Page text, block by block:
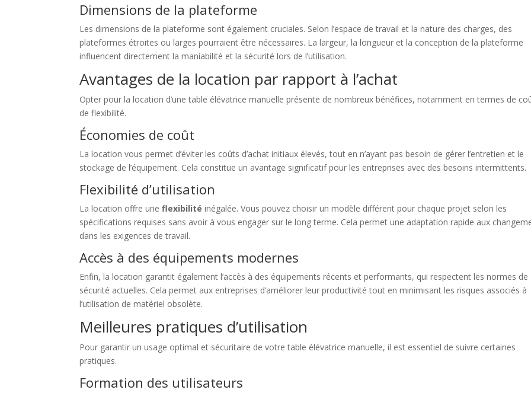
Dimensions de la plateforme
Les dimensions de la plateforme sont également cruciales. Selon l’espace de travail et la nature des charges, des
plateformes étroites ou larges pourraient être nécessaires. La largeur, la longueur et la conception de la plateforme
influencent directement la maniabilité et la sécurité lors de l’utilisation.
Avantages de la location par rapport à l’achat
Opter pour la location d’une table élévatrice manuelle présente de nombreux bénéfices, notamment en termes de
de flexibilité.
Économies de coût
La location vous permet d’éviter les coûts d’achat initiaux élevés, tout en n’ayant pas besoin de gérer l’entretien et le
stockage de l’équipement. Cela constitue un avantage significatif pour les entreprises avec des besoins intermittents.
Flexibilité d’utilisation
La location offre uneflexibilité inégalée. Vous pouvez choisir un modèle différent pour chaque projet selon les
spécifications requises sans avoir à vous engager sur le long terme. Cela permet une adaptation rapide aux
dans les exigences de travail.
Accès à des équipements modernes
Enfin, la location garantit également l’accès à des équipements récents et performants, qui respectent les normes de
sécurité actuelles. Cela permet aux entreprises d’améliorer leur productivité tout en minimisant les risques associés à
l’utilisation de matériel obsolète.
Meilleures pratiques d’utilisation
Pour garantir un usage optimal et sécuritaire de votre table élévatrice manuelle, il est essentiel de suivre certaines
pratiques.
Formation des utilisateurs